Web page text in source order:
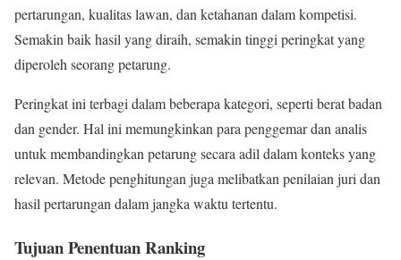
pertarungan, kualitas lawan, dan ketahanan dalam kompetisi.
Semakin baik hasil yang diraih, semakin tinggi peringkat yang
diperoleh seorang petarung.
Peringkat ini terbagi dalam beberapa kategori, seperti berat badan
dan gender. Hal ini memungkinkan para penggemar dan analis
untuk membandingkan petarung secara adil dalam konteks yang
relevan. Metode penghitungan juga melibatkan penilaian juri dan
hasil pertarungan dalam jangka waktu tertentu.
Tujuan Penentuan Ranking